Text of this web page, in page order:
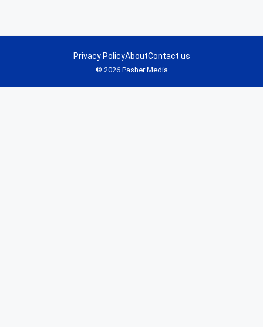
© 2026 Pasher Media
Privacy PolicyAboutContact us